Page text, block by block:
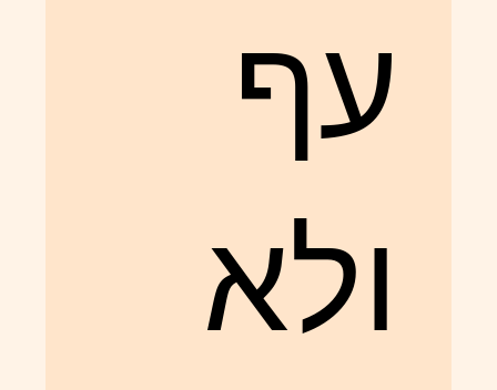
עף
ולא